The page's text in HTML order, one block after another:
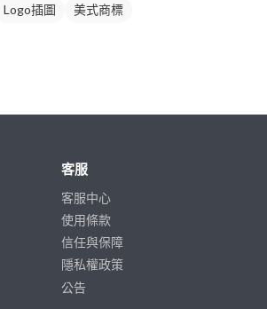
Logo插圖
美式商標
客服
客服中心
使用條款
信任與保障
隱私權政策
公告